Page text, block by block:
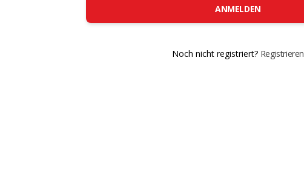
ANMELDEN
Noch nicht registriert? Registrieren